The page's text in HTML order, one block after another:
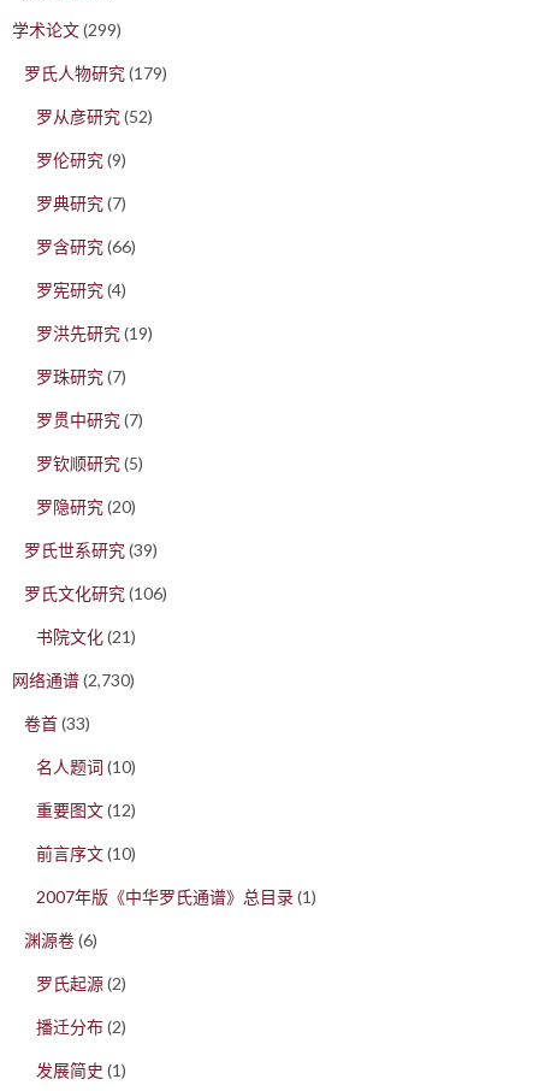
学术论文(299)
罗氏人物研究(179)
罗从彦研究(52)
罗伦研究(9)
罗典研究(7)
罗含研究(66)
罗宪研究(4)
罗洪先研究(19)
罗珠研究(7)
罗贯中研究(7)
罗钦顺研究(5)
罗隐研究(20)
罗氏世系研究(39)
罗氏文化研究(106)
书院文化(21)
网络通谱(2,730)
卷首(33)
名人题词 (10)
重要图文(12)
前言序文(10)
2007年版《中华罗氏通谱》总目录(1)
渊源卷(6)
罗氏起源(2)
播迁分布(2)
发展简史 (1)